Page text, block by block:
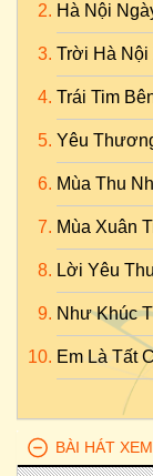
Hà Nội
Trời Hà Nội
Trái Tim
Yêu
Mùa Thu
Mùa Xuân
Lời Yêu
Như Khúc
Em Là Tất
BÀI HÁT